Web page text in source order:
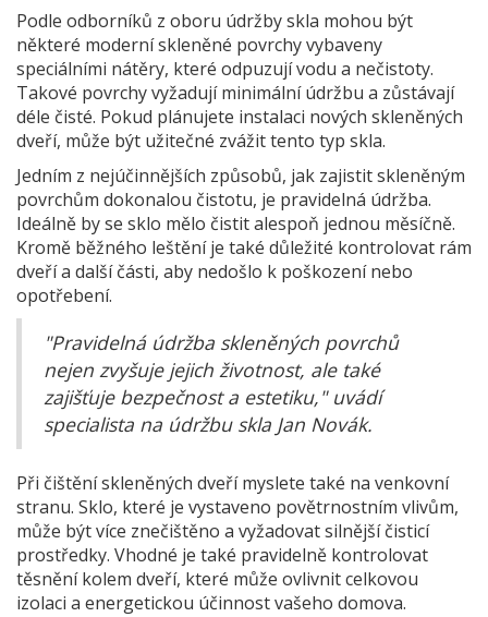
Podle odborníků z oboru údržby skla mohou být
některé moderní skleněné povrchy vybaveny
speciálními nátěry, které odpuzují vodu a nečistoty.
Takové povrchy vyžadují minimální údržbu a zůstávají
déle čisté. Pokud plánujete instalaci nových skleněných
dveří, může být užitečné zvážit tento typ skla.
Jedním z nejúčinnějších způsobů, jak zajistit skleněným
povrchům dokonalou čistotu, je pravidelná údržba.
Ideálně by se sklo mělo čistit alespoň jednou měsíčně.
Kromě běžného leštění je také důležité kontrolovat rám
dveří a další části, aby nedošlo k poškození nebo
opotřebení.
"Pravidelná údržba skleněných povrchů
nejen zvyšuje jejich životnost, ale také
zajišťuje bezpečnost a estetiku," uvádí
specialista na údržbu skla Jan Novák.
Při čištění skleněných dveří myslete také na venkovní
stranu. Sklo, které je vystaveno povětrnostním vlivům,
může být více znečištěno a vyžadovat silnější čisticí
prostředky. Vhodné je také pravidelně kontrolovat
těsnění kolem dveří, které může ovlivnit celkovou
izolaci a energetickou účinnost vašeho domova.